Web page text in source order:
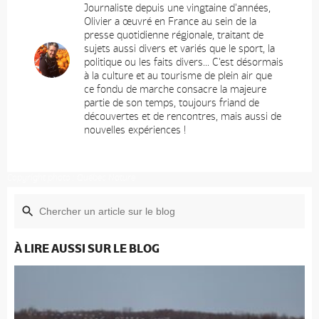
Journaliste depuis une vingtaine d'années,
Olivier a œuvré en France au sein de la
presse quotidienne régionale, traitant de
sujets aussi divers et variés que le sport, la
politique ou les faits divers... C'est désormais
à la culture et au tourisme de plein air que
ce fondu de marche consacre la majeure
partie de son temps, toujours friand de
découvertes et de rencontres, mais aussi de
nouvelles expériences !
À LIRE AUSSI SUR LE BLOG